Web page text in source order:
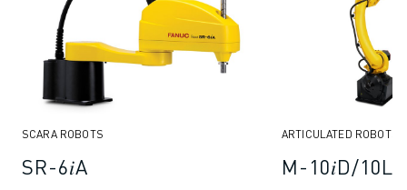
SCARA ROBOTS
SR-6𝑖A
ARTICULATED ROBOTS
M-10𝑖D/10L